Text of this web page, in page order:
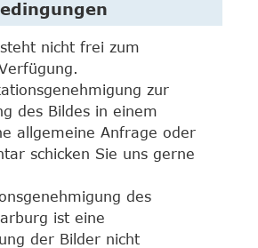
nicht frei zum
zur
des Bildes in einem
allgemeine Anfrage oder
schicken Sie uns gerne
des
ist eine
der Bilder nicht